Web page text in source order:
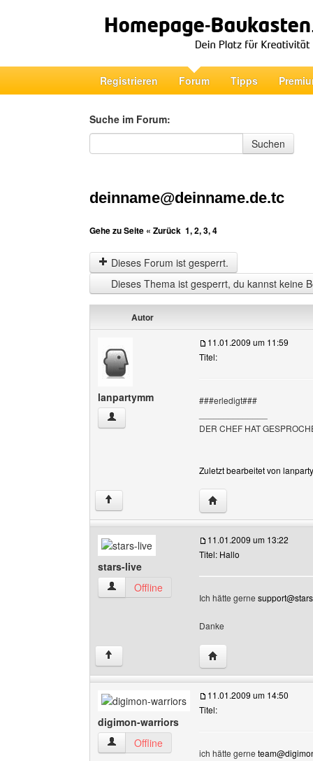
Registrieren Forum Tipps
Suche im Forum:
Suche im Forum
Suchen
deinname@deinname.de.tc
Gehe zu Seite « Zurück 1,2,3,4
Dieses Forum ist gesperrt.
Dieses Thema ist gesperrt, du kannst keine
Autor
lanpartymm
lanpartymm Benutzer-Profile anzeigen
11.01.2009 um 11:59
Titel:
###erledigt###
DER CHEF HAT
Zuletzt bearbeitet von
↑ Website dieses
stars-live
stars-live Benutzer-Profile anzeigen
Offline
11.01.2009 um 13:22
Titel: Hallo
Ich hätte gerne
Danke
↑ Website dieses
digimon-warriors
digimon-warriors Benutzer-Profile anzeigen
Offline
11.01.2009 um 14:50
Titel:
ich hätte gerne